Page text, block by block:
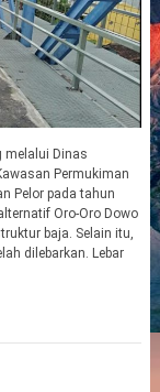
melalui Dinas
Permukiman
Pelor pada tahun
Oro-Oro Dowo
baja. Selain itu,
dilebarkan. Lebar